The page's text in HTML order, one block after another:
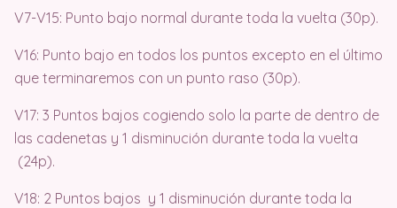
V7-V15: Punto bajo normal durante toda la vuelta (30p).
V16: Punto bajo en todos los puntos excepto en el último
que terminaremos con un punto raso (30p).
V17: 3 Puntos bajos cogiendo solo la parte de dentro de
las cadenetas y 1 disminución durante toda la vuelta
(24p).
V18: 2 Puntos bajos y 1 disminución durante toda la